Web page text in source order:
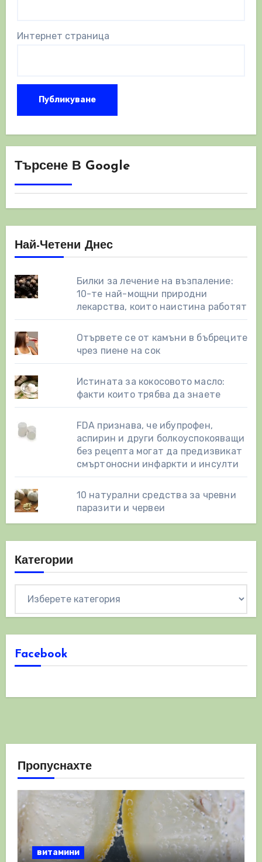
Интернет страница
Търсене В Google
Най-Четени Днес
Билки за лечение на възпаление:
10-те най-мощни природни
лекарства, които наистина работят
Отървете се от камъни в бъбреците
чрез пиене на сок
Истината за кокосовото масло:
факти които трябва да знаете
FDA признава, че ибупрофен,
аспирин и други болкоуспокояващи
без рецепта могат да предизвикат
смъртоносни инфаркти и инсулти
10 натурални средства за чревни
паразити и червеи
Категории
Facebook
Пропуснахте
витамини